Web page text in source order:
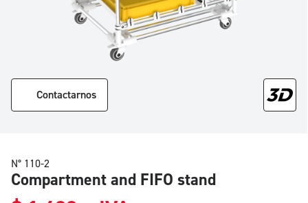
Contactarnos
N° 110-2
Compartment and FIFO stand